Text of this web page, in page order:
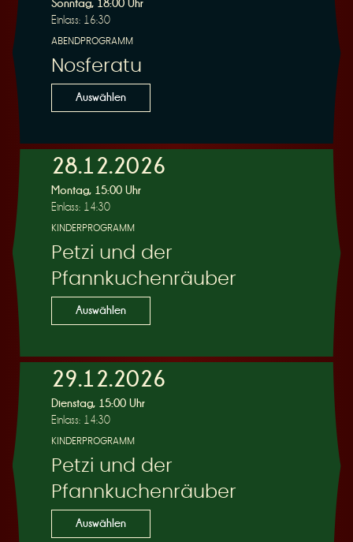
Sonntag, 18:00 Uhr
Einlass: 16:30
ABENDPROGRAMM
Nosferatu
Auswählen
28.12.2026
Montag, 15:00 Uhr
Einlass: 14:30
KINDERPROGRAMM
Petzi und der
Pfannkuchenräuber
Auswählen
29.12.2026
Dienstag, 15:00 Uhr
Einlass: 14:30
KINDERPROGRAMM
Petzi und der
Pfannkuchenräuber
Auswählen